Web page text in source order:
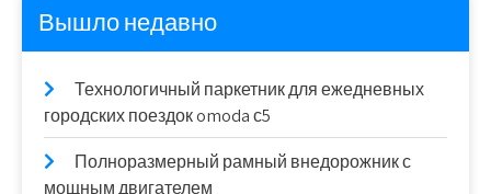
Вышло недавно
Технологичный паркетник для ежедневных
городских поездок omoda с5
Полноразмерный рамный внедорожник с
мощным двигателем